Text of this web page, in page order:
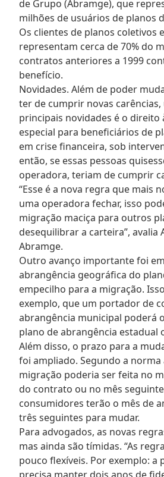
de Grupo (Abramge), que
milhões de usuários de planos
Os clientes de planos coletivos
representam cerca de 70% do
contratos anteriores a 1999
benefício.
Novidades. Além de poder
ter de cumprir novas carências,
principais novidades é o
especial para beneficiários de
em crise financeira, sob
então, se essas pessoas
operadora, teriam de cumprir
“Esse é a nova regra que mais
uma operadora fechar, isso
migração maciça para outros
desequilibrar a carteira”, avalia
Abramge.
Outro avanço importante foi
abrangência geográfica do
empecilho para a migração.
exemplo, que um portador de
abrangência municipal poderá
plano de abrangência estadual
Além disso, o prazo para a
foi ampliado. Segundo a norma
migração poderia ser feita no
do contrato ou no mês
consumidores terão o mês de
três seguintes para mudar.
Para advogados, as novas
mas ainda são tímidas. “As
pouco flexíveis. Por exemplo: a